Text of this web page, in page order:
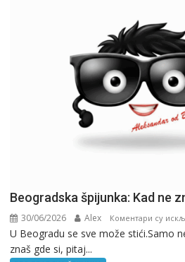
Beogradska špijunka: Kad ne
30/06/2026 Alex Коментари су
U Beogradu se sve može stići.Samo
znaš gde si, pitaj...